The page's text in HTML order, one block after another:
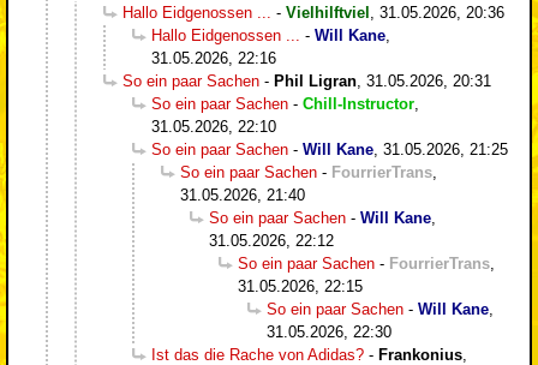
Hallo Eidgenossen ...
- Vielhilftviel
31.05.2026, 20:36
Hallo Eidgenossen ...
- Will Kane
31.05.2026, 22:16
So ein paar Sachen - Phil Ligran 31.05.2026, 20:31
So ein paar Sachen - Chill-Instructor
31.05.2026, 22:10
So ein paar Sachen - Will Kane 31.05.2026, 21:25
So ein paar Sachen - FourrierTrans
31.05.2026, 21:40
So ein paar Sachen - Will Kane
31.05.2026, 22:12
So ein paar Sachen - FourrierTrans
31.05.2026, 22:15
So ein paar Sachen - Will Kane
31.05.2026, 22:30
Ist das die Rache von Adidas? - Frankonius